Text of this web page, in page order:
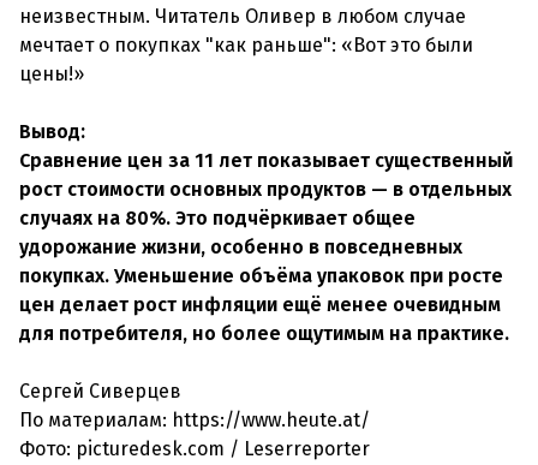
неизвестным. Читатель Оливер в любом случае
мечтает о покупках "как раньше": «Вот это были
цены!»
Вывод:
Сравнение цен за 11 лет показывает существенный
рост стоимости основных продуктов — в отдельных
случаях на 80%. Это подчёркивает общее
удорожание жизни, особенно в повседневных
покупках. Уменьшение объёма упаковок при росте
цен делает рост инфляции ещё менее очевидным
для потребителя, но более ощутимым на практике.
Сергей Сиверцев
По материалам: https://www.heute.at/
Фото: picturedesk.com / Leserreporter